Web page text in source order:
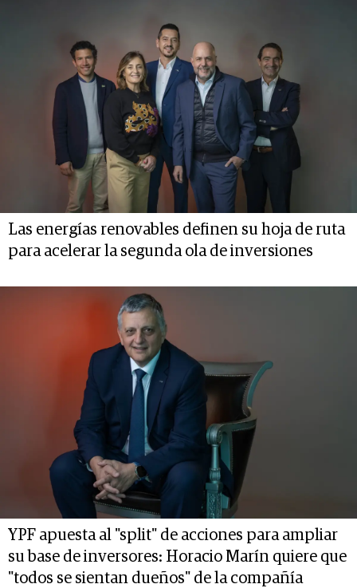
Las energías renovables definen su hoja de ruta
para acelerar la segunda ola de inversiones
YPF apuesta al "split" de acciones para ampliar
su base de inversores: Horacio Marín quiere que
"todos se sientan dueños" de la compañía